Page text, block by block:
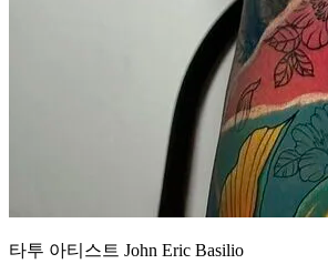
타투 아티스트 John Eric Basilio